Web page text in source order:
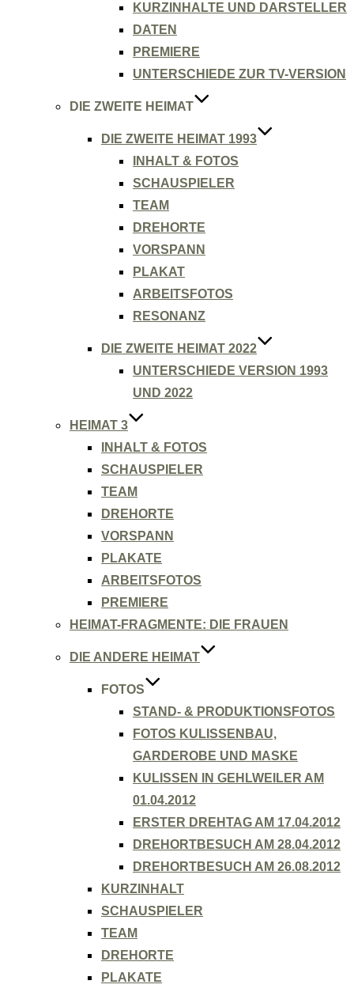
KURZINHALTE UND DARSTELLER
DATEN
PREMIERE
UNTERSCHIEDE ZUR TV-VERSION
DIE ZWEITE HEIMAT
DIE ZWEITE HEIMAT 1993
INHALT & FOTOS
SCHAUSPIELER
TEAM
DREHORTE
VORSPANN
PLAKAT
ARBEITSFOTOS
RESONANZ
DIE ZWEITE HEIMAT 2022
UNTERSCHIEDE VERSION 1993
UND 2022
HEIMAT 3
INHALT & FOTOS
SCHAUSPIELER
TEAM
DREHORTE
VORSPANN
PLAKATE
ARBEITSFOTOS
PREMIERE
HEIMAT-FRAGMENTE: DIE FRAUEN
DIE ANDERE HEIMAT
FOTOS
STAND- & PRODUKTIONSFOTOS
FOTOS KULISSENBAU,
GARDEROBE UND MASKE
KULISSEN IN GEHLWEILER AM
01.04.2012
ERSTER DREHTAG AM 17.04.2012
DREHORTBESUCH AM 28.04.2012
DREHORTBESUCH AM 26.08.2012
KURZINHALT
SCHAUSPIELER
TEAM
DREHORTE
PLAKATE